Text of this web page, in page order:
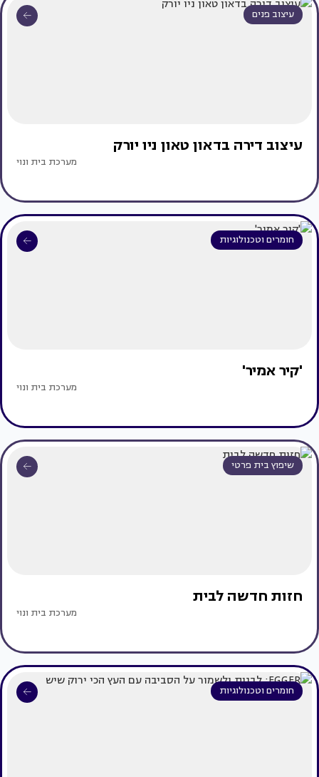
עיצוב פנים
עיצוב דירה בדאון טאון ניו יורק
מערכת בית ונוי
חומרים וטכנולוגיות
'קיר אמיר'
מערכת בית ונוי
שיפוץ בית פרטי
חזות חדשה לבית
מערכת בית ונוי
חומרים וטכנולוגיות